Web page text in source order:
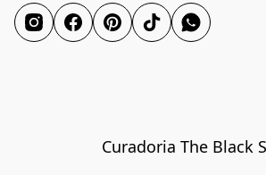
Curadoria The Black